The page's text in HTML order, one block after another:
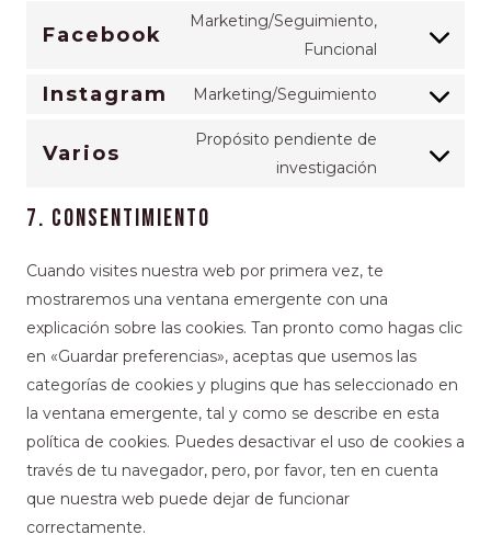
Facebook
Marketing/Seguimiento,
Funcional
Instagram Marketing/Seguimiento
Varios
Propósito pendiente de
investigación
7. Consentimiento
Cuando visites nuestra web por primera vez, te
mostraremos una ventana emergente con una
explicación sobre las cookies. Tan pronto como hagas clic
en «Guardar preferencias», aceptas que usemos las
categorías de cookies y plugins que has seleccionado en
la ventana emergente, tal y como se describe en esta
política de cookies. Puedes desactivar el uso de cookies a
través de tu navegador, pero, por favor, ten en cuenta
que nuestra web puede dejar de funcionar
correctamente.